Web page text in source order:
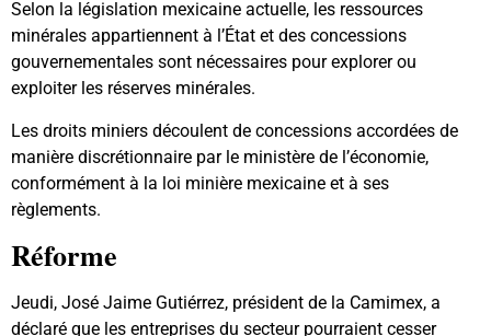
Selon la législation mexicaine actuelle, les ressources
minérales appartiennent à l’État et des concessions
gouvernementales sont nécessaires pour explorer ou
exploiter les réserves minérales.
Les droits miniers découlent de concessions accordées de
manière discrétionnaire par le ministère de l’économie,
conformément à la loi minière mexicaine et à ses
règlements.
Réforme
Jeudi, José Jaime Gutiérrez, président de la Camimex, a
déclaré que les entreprises du secteur pourraient cesser